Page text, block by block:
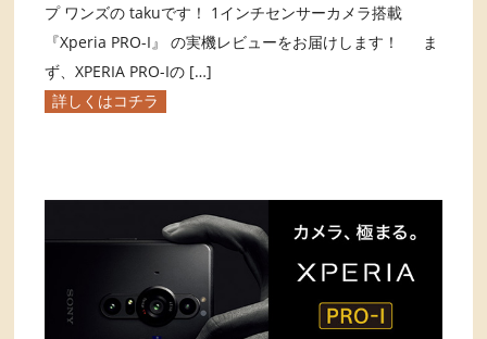
プ ワンズの takuです！ 1インチセンサーカメラ搭載
『Xperia PRO-I』 の実機レビューをお届けします！ ま
ず、XPERIA PRO-Iの […]
詳しくはコチラ